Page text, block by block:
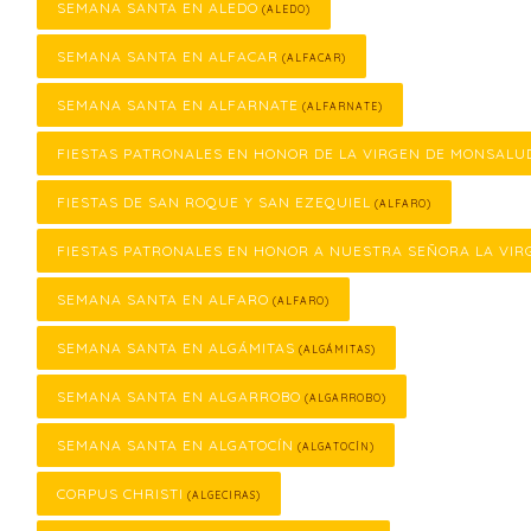
SEMANA SANTA EN ALEDO (ALEDO)
SEMANA SANTA EN ALFACAR (ALFACAR)
SEMANA SANTA EN ALFARNATE (ALFARNATE)
FIESTAS PATRONALES EN HONOR DE LA VIRGEN DE
FIESTAS DE SAN ROQUE Y SAN EZEQUIEL (ALFARO)
FIESTAS PATRONALES EN HONOR A NUESTRA SEÑORA LA
SEMANA SANTA EN ALFARO (ALFARO)
SEMANA SANTA EN ALGÁMITAS (ALGÁMITAS)
SEMANA SANTA EN ALGARROBO (ALGARROBO)
SEMANA SANTA EN ALGATOCÍN (ALGATOCÍN)
CORPUS CHRISTI (ALGECIRAS)